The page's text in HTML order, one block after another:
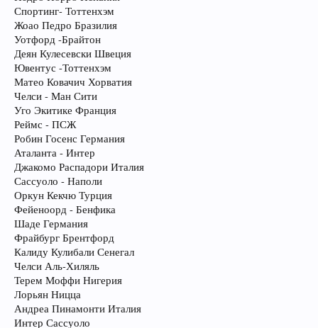
Спортинг- Тоттенхэм
Жоао Педро Бразилия
Уотфорд -Брайтон
Деян Кулесевски Швеция
Ювентус -Тоттенхэм
Матео Ковачич Хорватия
Челси - Ман Сити
Уго Экитике Франция
Реймс - ПСЖ
Робин Госенс Германия
Аталанта - Интер
Джакомо Распадори Италия
Сассуоло - Наполи
Оркун Кекчю Турция
Фейеноорд - Бенфика
Шаде Германия
Фрайбург Брентфорд
Калиду Кулибали Сенегал
Челси Аль-Хиляль
Терем Моффи Нигерия
Лорьян Ницца
Андреа Пинамонти Италия
Интер Сассуоло